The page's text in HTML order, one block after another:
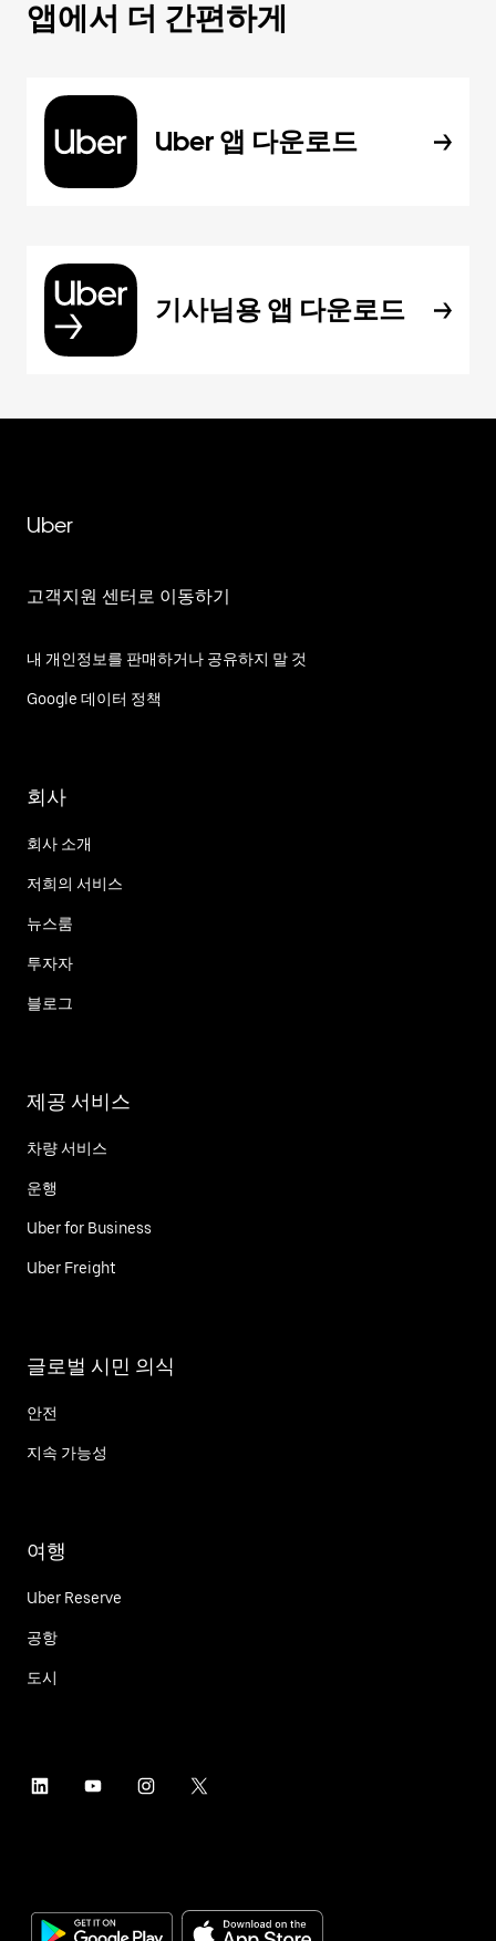
앱에서 더 간편하게
Uber 앱 다운로드
기사님용 앱 다운로드
Uber
고객지원 센터로 이동하기
내 개인정보를 판매하거나 공유하지 말 것
Google 데이터 정책
회사
회사 소개
저희의 서비스
뉴스룸
투자자
블로그
제공 서비스
차량 서비스
운행
Uber for Business
Uber Freight
글로벌 시민 의식
안전
지속 가능성
여행
Uber Reserve
공항
도시